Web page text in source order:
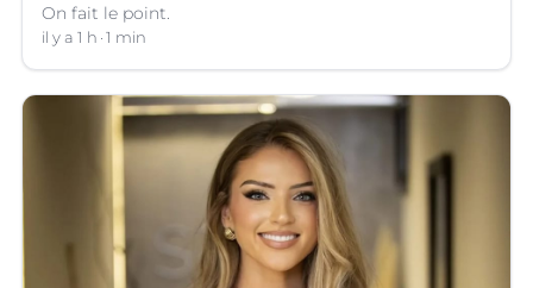
On fait le point.
il y a 1 h 1 min